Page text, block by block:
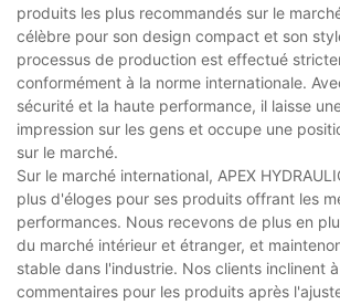
produits les plus recommandés sur le
célèbre pour son design compact et son
processus de production est effectué
conformément à la norme internationale.
sécurité et la haute performance, il laisse
impression sur les gens et occupe une
sur le marché.
Sur le marché international, APEX
plus d'éloges pour ses produits offrant les
performances. Nous recevons de plus en
du marché intérieur et étranger, et
stable dans l'industrie. Nos clients inclinent
commentaires pour les produits après